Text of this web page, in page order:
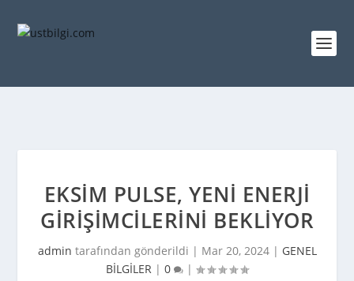
EKSIM PULSE, YENI ENERJI
GIRIŞIMCILERINI BEKLIYOR
admin tarafından gönderildi | Mar 20, 2024| GENEL
BİLGİLER | 0 |